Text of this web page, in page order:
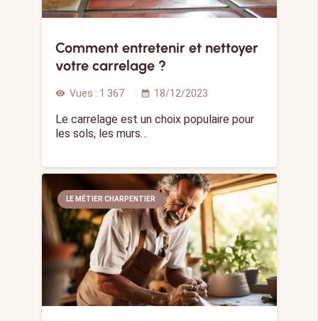
Comment entretenir et nettoyer
votre carrelage ?
visibility Vues : 1 367 calendar_month 18/12/2023
Le carrelage est un choix populaire pour
les sols, les murs…
LE MÉTIER CHARPENTIER